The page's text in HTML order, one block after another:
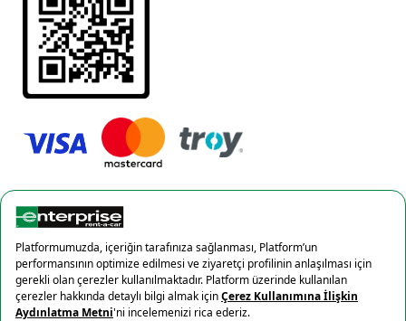
Gizlilik Politikası
Çerez politikası